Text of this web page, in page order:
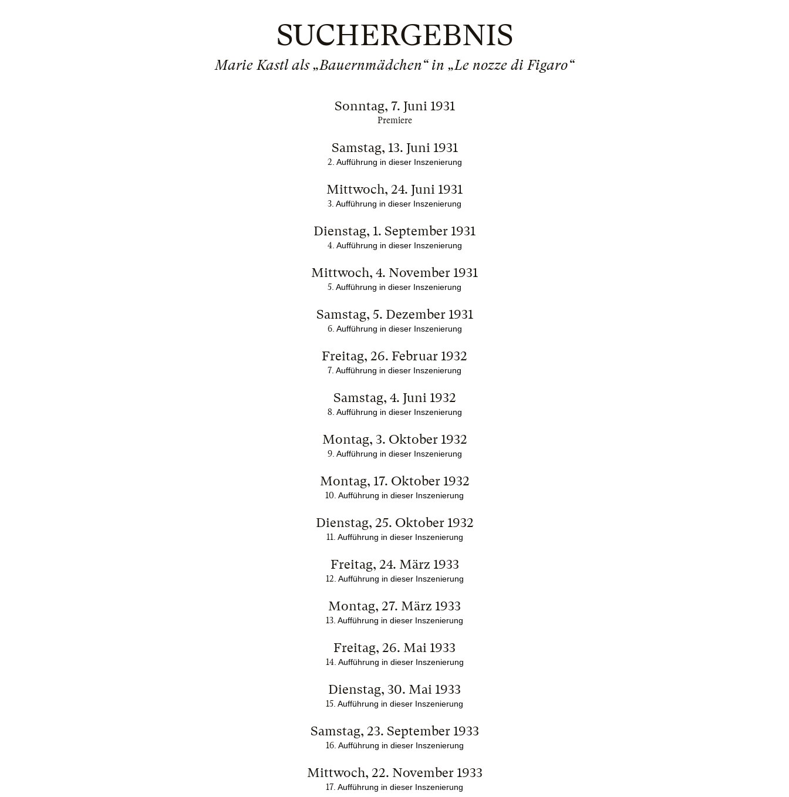
SUCHERGEBNIS
Marie Kastl als „Bauernmädchen“ in „Le nozze di Figaro“
Sonntag, 7. Juni 1931
Premiere
Samstag, 13. Juni 1931
2 . Aufführung in dieser Inszenierung
Mittwoch, 24. Juni 1931
3 . Aufführung in dieser Inszenierung
Dienstag, 1. September 1931
4. Aufführung in dieser Inszenierung
Mittwoch, 4. November 1931
5 . Aufführung in dieser Inszenierung
Samstag, 5. Dezember 1931
6. Aufführung in dieser Inszenierung
Freitag, 26. Februar 1932
7 . Aufführung in dieser Inszenierung
Samstag, 4. Juni 1932
8. Aufführung in dieser Inszenierung
Montag, 3. Oktober 1932
9. Aufführung in dieser Inszenierung
Montag, 17. Oktober 1932
10 . Aufführung in dieser Inszenierung
Dienstag, 25. Oktober 1932
11 . Aufführung in dieser Inszenierung
Freitag, 24. März 1933
12 . Aufführung in dieser Inszenierung
Montag, 27. März 1933
13 . Aufführung in dieser Inszenierung
Freitag, 26. Mai 1933
14. Aufführung in dieser Inszenierung
Dienstag, 30. Mai 1933
15 . Aufführung in dieser Inszenierung
Samstag, 23. September 1933
16. Aufführung in dieser Inszenierung
Mittwoch, 22. November 1933
17 . Aufführung in dieser Inszenierung